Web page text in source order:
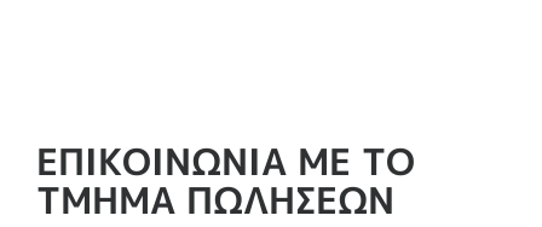
ΕΠΙΚΟΙΝΩΝΊΑ ΜΕ ΤΟ
ΤΜΉΜΑ ΠΩΛΉΣΕΩΝ